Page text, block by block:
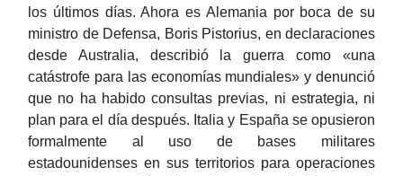
los últimos días. Ahora es Alemania por boca de su
ministro de Defensa, Boris Pistorius, en declaraciones
desde Australia, describió la guerra como «una
catástrofe para las economías mundiales» y denunció
que no ha habido consultas previas, ni estrategia, ni
plan para el día después. Italia y España se opusieron
formalmente al uso de bases militares
estadounidenses en sus territorios para operaciones